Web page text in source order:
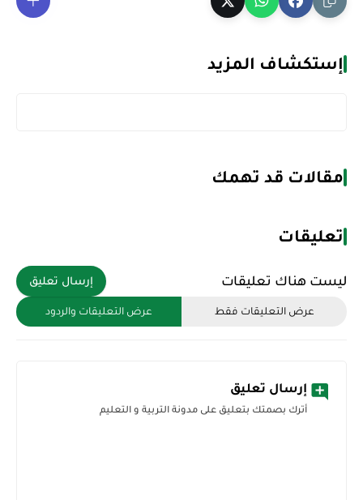
إستكشاف المزيد
مقالات قد تهمك
تعليقات
ليست هناك تعليقات إرسال تعليق
عرض التعليقات فقط عرض التعليقات والردود
إرسال تعليق
أترك بصمتك بتعليق على مدونة التربية و التعليم